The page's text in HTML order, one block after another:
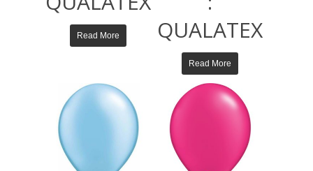
Read More
QUALATEX
Read More